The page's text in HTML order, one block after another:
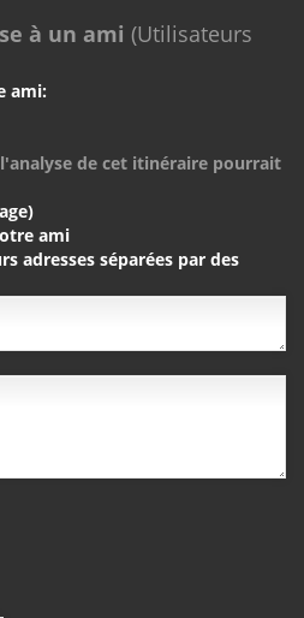
à un ami (Utilisateurs
ami:
de cet itinéraire pourrait
ami
adresses séparées par des